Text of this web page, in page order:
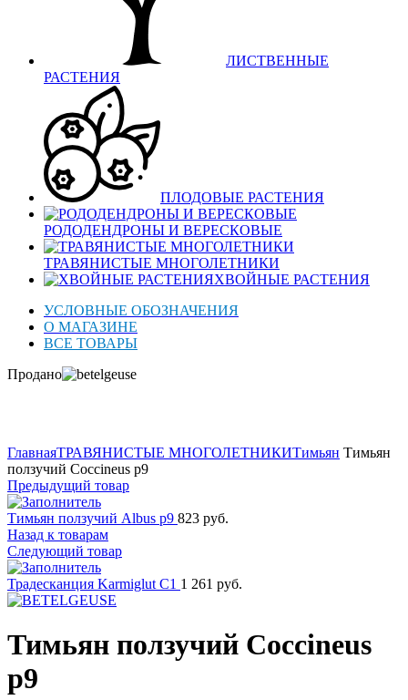
ЛИСТВЕННЫЕ
РАСТЕНИЯ
ПЛОДОВЫЕ РАСТЕНИЯ
РОДОДЕНДРОНЫ И ВЕРЕСКОВЫЕ
ТРАВЯНИСТЫЕ МНОГОЛЕТНИКИ
ХВОЙНЫЕ РАСТЕНИЯ
УСЛОВНЫЕ ОБОЗНАЧЕНИЯ
О МАГАЗИНЕ
ВСЕ ТОВАРЫ
Продано
ГлавнаяТРАВЯНИСТЫЕ МНОГОЛЕТНИКИТимьян Тимьян
ползучий Coccineus p9
Предыдущий товар
Тимьян ползучий Albus p9 823 руб.
Назад к товарам
Следующий товар
Традесканция Karmiglut C1 1 261 руб.
Тимьян ползучий Coccineus
p9